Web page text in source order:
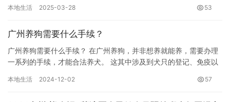
本地生活 2025-03-28 53
广州养狗需要什么手续？
广州养狗需要什么手续？ 在广州养狗，并非想养就能养，需要办理
一系列的手续，才能合法养犬。 这其中涉及到犬只的登记、免疫以
作…
本地生活 2024-12-02 57